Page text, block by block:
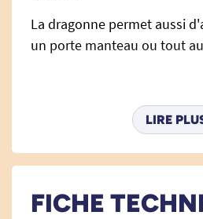
La dragonne permet aussi
un porte manteau ou tout
Voir toutes les cannes de
LIRE
FICHE